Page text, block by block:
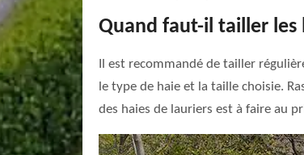
Quand faut-il tailler les
Il est recommandé de tailler
le type de haie et la taille choisie.
des haies de lauriers est à faire au